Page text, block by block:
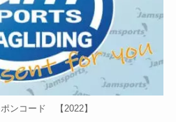
ンコード 【2022】